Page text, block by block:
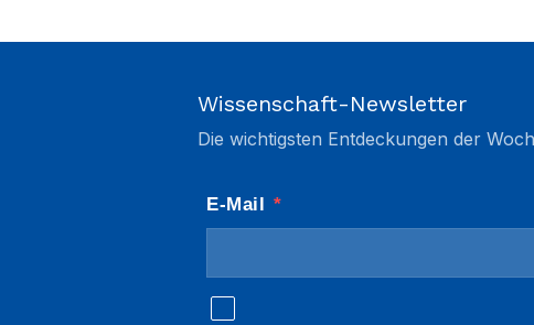
Wissenschaft-Newsletter
Die wichtigsten Entdeckungen der